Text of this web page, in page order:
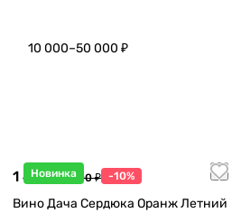
10 000–50 000 ₽
Новинка
1 440 ₽1 600 ₽ -10%
Вино Дача Сердюка Оранж Летний